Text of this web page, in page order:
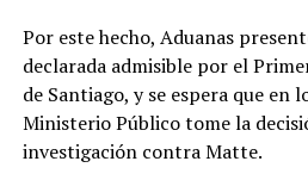
Por este hecho, Aduanas
declarada admisible por el
de Santiago, y se espera que en
Ministerio Público tome la
investigación contra Matte.